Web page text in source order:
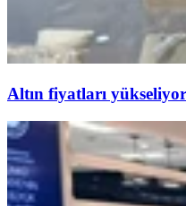
Altın fiyatları